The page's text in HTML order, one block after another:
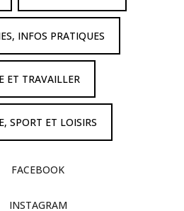
INFOS PRATIQUES
ET TRAVAILLER
SPORT ET LOISIRS
FACEBOOK
INSTAGRAM